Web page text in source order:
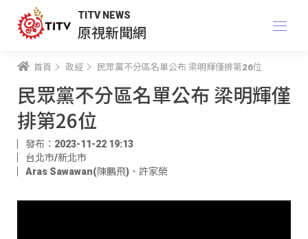
TITV NEWS
原視新聞網
首頁 政經 民眾黨不分區名單公布 梁明輝僅排第26位
民眾黨不分區名單公布 梁明輝僅
排第26位
發布：2023-11-22 19:13
台北市/新北市
Aras Sawawan(陳鵬飛) 、 許家榮